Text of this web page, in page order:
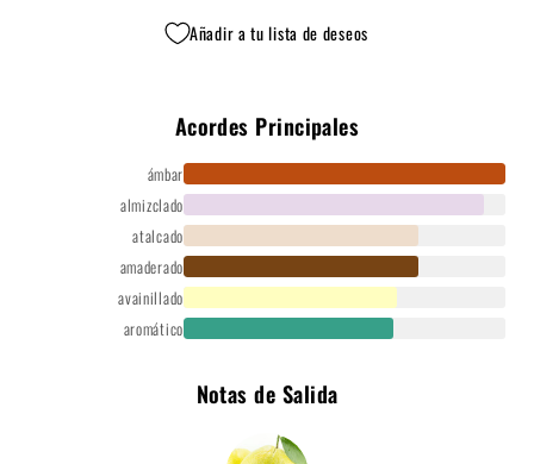
Añadir a tu lista de deseos
Acordes Principales
ámbar
almizclado
atalcado
amaderado
avainillado
aromático
Notas de Salida